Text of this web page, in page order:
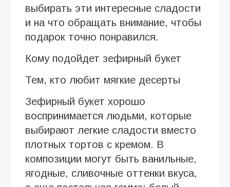
выбирать эти интересные сладости
и на что обращать внимание, чтобы
подарок точно понравился.
Кому подойдет зефирный букет
Тем, кто любит мягкие десерты
Зефирный букет хорошо
воспринимается людьми, которые
выбирают легкие сладости вместо
плотных тортов с кремом. В
композиции могут быть ванильные,
ягодные, сливочные оттенки вкуса,